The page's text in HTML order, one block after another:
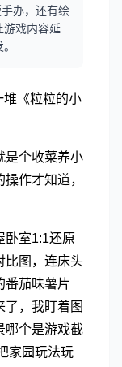
办，还有绘
游戏内容延
堆《粒粒的小
是个收菜养小
作才知道，
卧室1:1还原
比图，连床头
番茄味薯片
了，我盯着图
哪个是游戏截
家园玩法玩